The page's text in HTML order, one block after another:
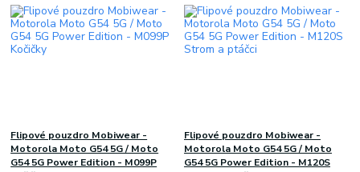
Flipové pouzdro Mobiwear -
Motorola Moto G54 5G / Moto
G54 5G Power Edition - M099P
Flipové pouzdro Mobiwear -
Motorola Moto G54 5G / Moto
G54 5G Power Edition - M120S